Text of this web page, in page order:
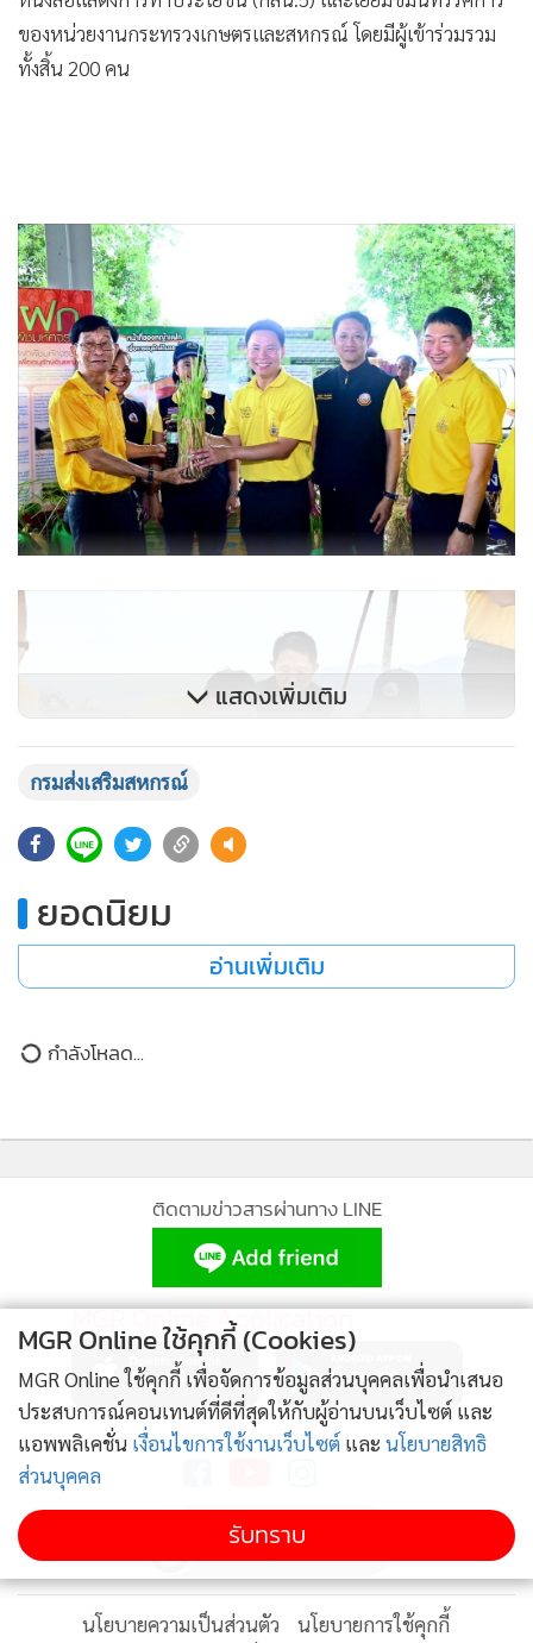
ของหน่วยงานกระทรวงเกษตรและสหกรณ์ โดยมีผู้เข้าร่วมรวม
ทั้งสิ้น 200 คน
แสดงเพิ่มเติม
กรมส่งเสริมสหกรณ์
ยอดนิยม
อ่านเพิ่มเติม
MGR Online Application
ติดตาม MGR Online
นโยบายความเป็นส่วนตัว
นโยบายการใช้คุกกี้
MGR Online ใช้คุกกี้ (Cookies)
MGR Online ใช้คุกกี้ เพื่อจัดการข้อมูลส่วนบุคคลเพื่อนำเสนอ
ประสบการณ์คอนเทนต์ที่ดีที่สุดให้กับผู้อ่านบนเว็บไซต์ และ
แอพพลิเคชั่น เงื่อนไขการใช้งานเว็บไซต์ และ นโยบายสิทธิ
ส่วนบุคคล
รับทราบ